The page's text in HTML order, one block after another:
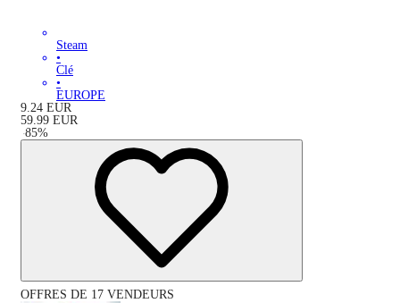
Steam
•
Clé
•
EUROPE
9.24 EUR
59.99 EUR
-85%
OFFRES DE 17 VENDEURS